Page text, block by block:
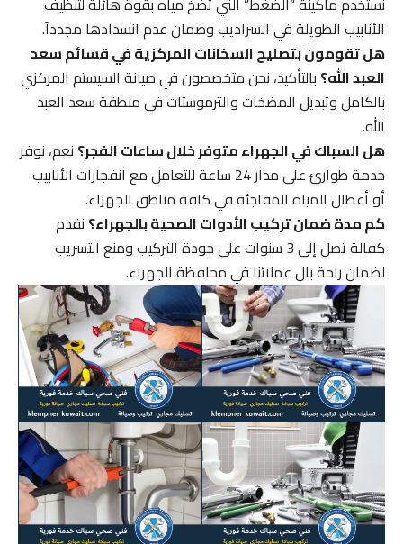
الأنابيب الطويلة في السراديب وضمان عدم انسدادها مجدداً.
هل تقومون بتصليح السخانات المركزية في قسائم سعد
العبد الله؟بالتأكيد، نحن متخصصون في صيانة السيستم المركزي
بالكامل وتبديل المضخات والترموستات في منطقة سعد العبد
الله.
هل السباك في الجهراء متوفر خلال ساعات الفجر؟نعم، نوفر
خدمة طوارئ على مدار 24 ساعة للتعامل مع انفجارات الأنابيب
أو أعطال المياه المفاجئة في كافة مناطق الجهراء.
كم مدة ضمان تركيب الأدوات الصحية بالجهراء؟نقدم
كفالة تصل إلى 3 سنوات على جودة التركيب ومنع التسريب
لضمان راحة بال عملائنا في محافظة الجهراء.